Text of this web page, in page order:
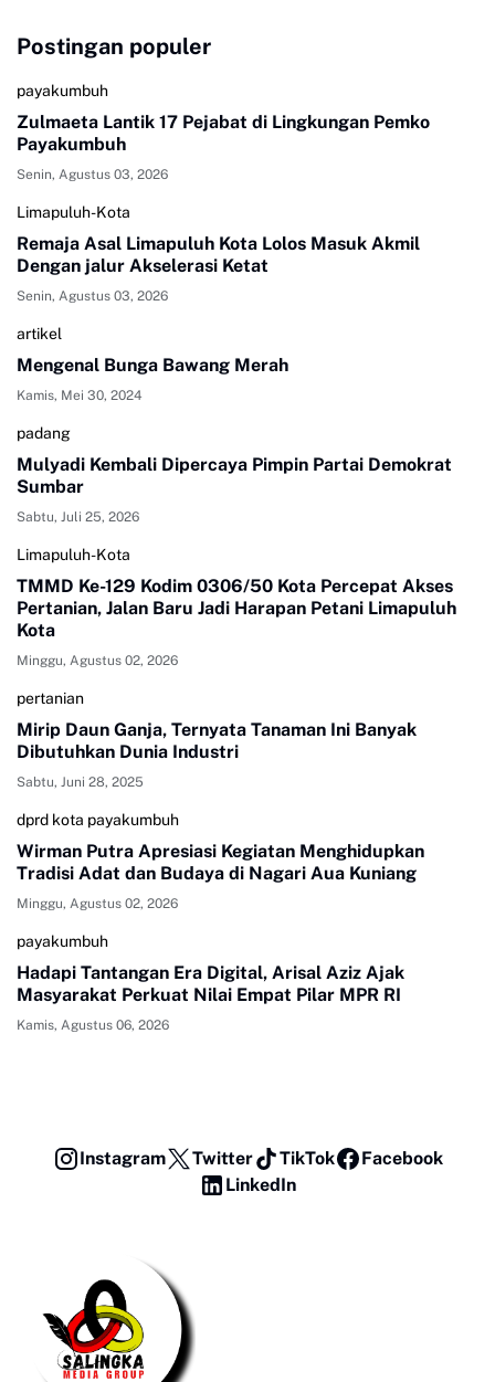
Postingan populer
payakumbuh
Zulmaeta Lantik 17 Pejabat di Lingkungan Pemko
Payakumbuh
Senin, Agustus 03, 2026
Limapuluh-Kota
Remaja Asal Limapuluh Kota Lolos Masuk Akmil
Dengan jalur Akselerasi Ketat
Senin, Agustus 03, 2026
artikel
Mengenal Bunga Bawang Merah
Kamis, Mei 30, 2024
padang
Mulyadi Kembali Dipercaya Pimpin Partai Demokrat
Sumbar
Sabtu, Juli 25, 2026
Limapuluh-Kota
TMMD Ke-129 Kodim 0306/50 Kota Percepat Akses
Pertanian, Jalan Baru Jadi Harapan Petani Limapuluh
Kota
Minggu, Agustus 02, 2026
pertanian
Mirip Daun Ganja, Ternyata Tanaman Ini Banyak
Dibutuhkan Dunia Industri
Sabtu, Juni 28, 2025
dprd kota payakumbuh
Wirman Putra Apresiasi Kegiatan Menghidupkan
Tradisi Adat dan Budaya di Nagari Aua Kuniang
Minggu, Agustus 02, 2026
payakumbuh
Hadapi Tantangan Era Digital, Arisal Aziz Ajak
Masyarakat Perkuat Nilai Empat Pilar MPR RI
Kamis, Agustus 06, 2026
Instagram Twitter TikTok
Facebook
LinkedIn